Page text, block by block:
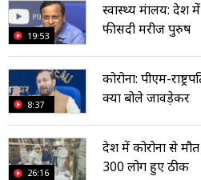
19:53
स्वास्थ्य मंत्रालय: देश
फीसदी मरीज पुरुष
8:37
कोरोना: पीएम-
क्या बोले जावड़ेकर
26:16
देश में कोरोना से
300 लोग हुए ठीक